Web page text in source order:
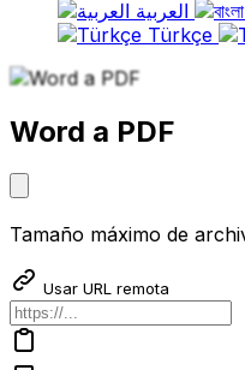
Türkçe
Word a PDF
Tamaño máximo de
Usar URL remota